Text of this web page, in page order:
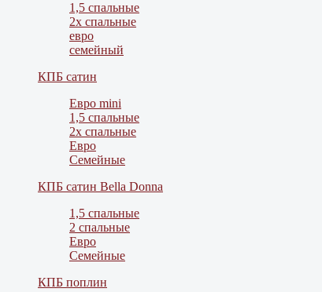
1,5 спальные
2х спальные
евро
семейный
КПБ сатин
Евро mini
1,5 спальные
2х спальные
Евро
Семейные
КПБ сатин Bella Donna
1,5 спальные
2 спальные
Евро
Семейные
КПБ поплин